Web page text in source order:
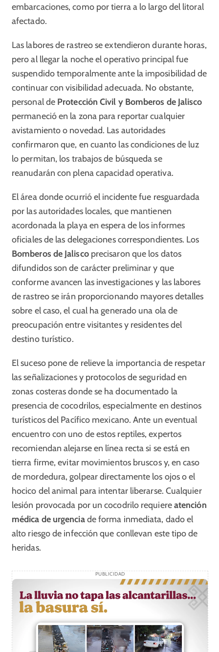
embarcaciones, como por tierra a lo largo del litoral
afectado.
Las labores de rastreo se extendieron durante horas,
pero al llegar la noche el operativo principal fue
suspendido temporalmente ante la imposibilidad de
continuar con visibilidad adecuada. No obstante,
personal de Protección Civil y Bomberos de Jalisco
permaneció en la zona para reportar cualquier
avistamiento o novedad. Las autoridades
confirmaron que, en cuanto las condiciones de luz
lo permitan, los trabajos de búsqueda se
reanudarán con plena capacidad operativa.
El área donde ocurrió el incidente fue resguardada
por las autoridades locales, que mantienen
acordonada la playa en espera de los informes
oficiales de las delegaciones correspondientes. Los
Bomberos de Jaliscoprecisaron que los datos
difundidos son de carácter preliminar y que
conforme avancen las investigaciones y las labores
de rastreo se irán proporcionando mayores detalles
sobre el caso, el cual ha generado una ola de
preocupación entre visitantes y residentes del
destino turístico.
El suceso pone de relieve la importancia de respetar
las señalizaciones y protocolos de seguridad en
zonas costeras donde se ha documentado la
presencia de cocodrilos, especialmente en destinos
turísticos del Pacífico mexicano. Ante un eventual
encuentro con uno de estos reptiles, expertos
recomiendan alejarse en línea recta si se está en
tierra firme, evitar movimientos bruscos y, en caso
de mordedura, golpear directamente los ojos o el
hocico del animal para intentar liberarse. Cualquier
lesión provocada por un cocodrilo requiereatención
médica de urgenciade forma inmediata, dado el
alto riesgo de infección que conllevan este tipo de
heridas.
PUBLICIDAD